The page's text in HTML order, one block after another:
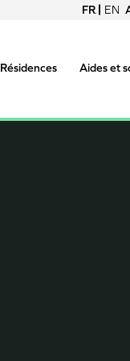
Résidences Aides et